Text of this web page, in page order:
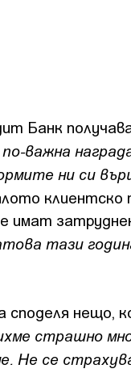
Банк
по-важна
ни си
клиентско
тази
споделя нещо,
страшно
Не се